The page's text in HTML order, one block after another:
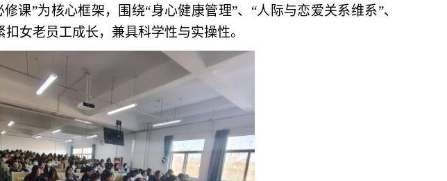
课”为核心框架，围绕“身心健康管理”、 “人际与恋爱关系维系”、
女老员工成长，兼具科学性与实操性。